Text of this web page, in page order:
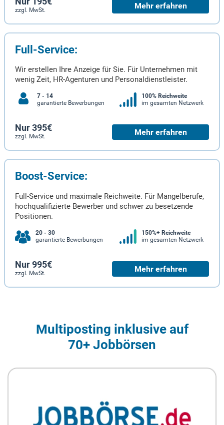
zzgl. MwSt. Mehr erfahren
Full-Service:
Wir erstellen Ihre Anzeige für Sie. Für Unternehmen mit
wenig Zeit, HR-Agenturen und Personaldienstleister.
7 - 14
garantierte Bewerbungen
100% Reichweite
im gesamten Netzwerk
Nur 395€
zzgl. MwSt. Mehr erfahren
Boost-Service:
Full-Service und maximale Reichweite. Für Mangelberufe,
hochqualifizierte Bewerber und schwer zu besetzende
Positionen.
20 - 30
garantierte Bewerbungen
150%+ Reichweite
im gesamten Netzwerk
Nur 995€
zzgl. MwSt. Mehr erfahren
Multiposting inklusive auf
70+ Jobbörsen